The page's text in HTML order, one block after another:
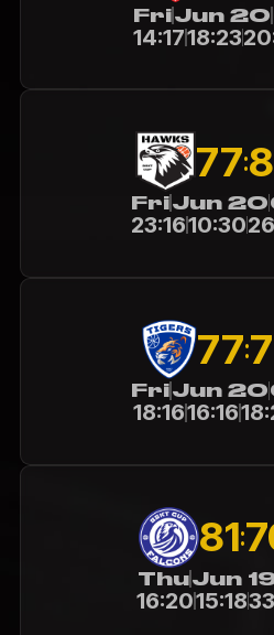
FriJun 20
14:1718:23
77:
FriJun 20
23:1610:30
77:
FriJun 20
18:1616:16
81:
ThuJun
16:2015:18